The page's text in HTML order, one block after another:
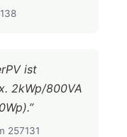
ist
2kWp/800VA
257131